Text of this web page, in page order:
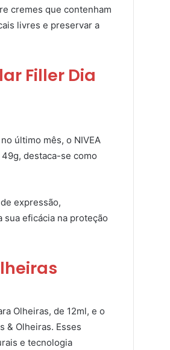
cremes que contenham
livres e preservar a
Filler Dia
último mês, o NIVEA
destaca-se como
expressão,
eficácia na proteção
Olheiras, de 12ml, e o
& Olheiras. Esses
e tecnologia